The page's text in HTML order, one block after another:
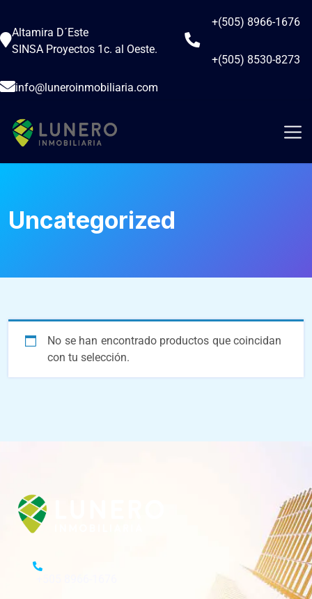
Altamira D´Este
SINSA Proyectos 1c. al Oeste.
+(505) 8966-1676
+(505) 8530-8273
info@luneroinmobiliaria.com
Uncategorized
No se han encontrado productos que coincidan
con tu selección.